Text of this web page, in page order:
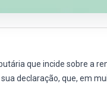
que incide sobre a
declaração, que, em